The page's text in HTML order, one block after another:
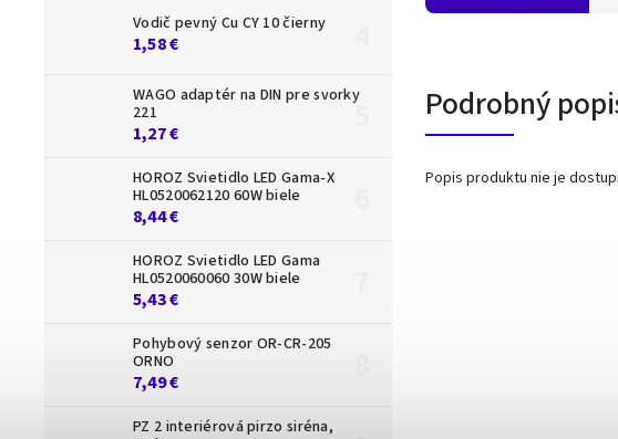
Vodič pevný Cu CY 10 čierny
1,58 €
WAGO adaptér na DIN pre svorky
221
1,27 €
HOROZ Svietidlo LED Gama-X
HL0520062120 60W biele
8,44 €
HOROZ Svietidlo LED Gama
HL0520060060 30W biele
5,43 €
Pohybový senzor OR-CR-205
ORNO
7,49 €
PZ 2 interiérová pirzo siréna,
Podrobný
Popis produktu nie je